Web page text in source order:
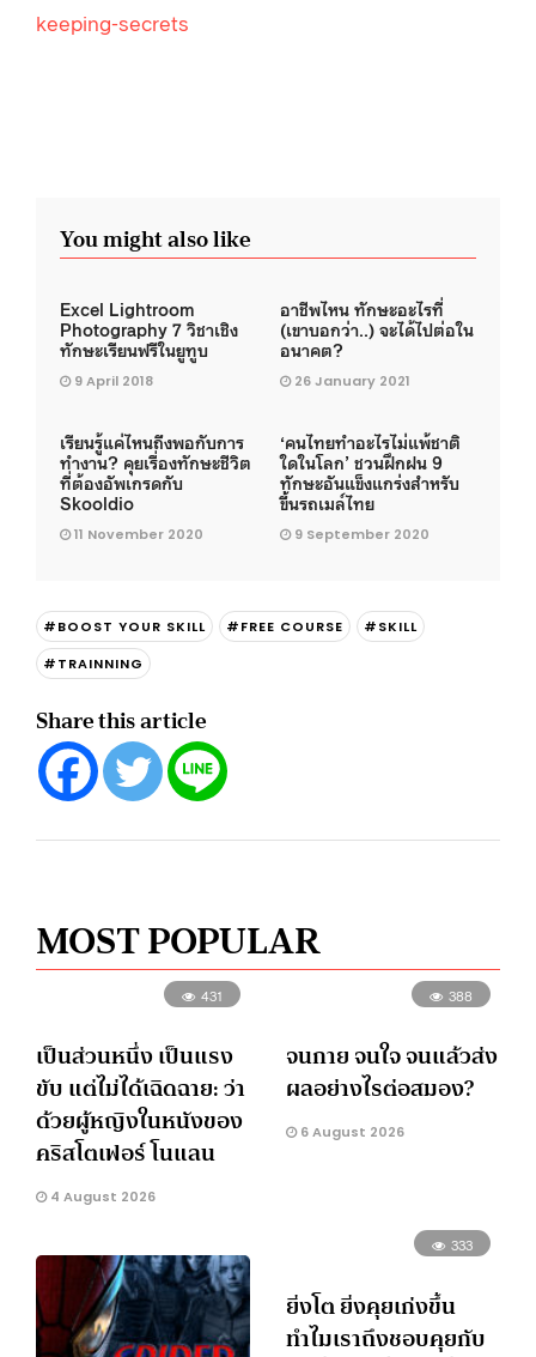
keeping-secrets
You might also like
Excel Lightroom
Photography 7 วิชาเชิง
ทักษะเรียนฟรีในยูทูบ
9 April 2018
อาชีพไหน ทักษะอะไรที่
(เขาบอกว่า..) จะได้ไปต่อใน
อนาคต?
26 January 2021
เรียนรู้แค่ไหนถึงพอกับการ
ทำงาน? คุยเรื่องทักษะชีวิต
ที่ต้องอัพเกรดกับ
Skooldio
11 November 2020
‘คนไทยทำอะไรไม่แพ้ชาติ
ใดในโลก’ ชวนฝึกฝน 9
ทักษะอันแข็งแกร่งสำหรับ
ขึ้นรถเมล์ไทย
9 September 2020
#BOOST YOUR SKILL #FREE COURSE
#SKILL
#TRAINNING
Share this article
MOST POPULAR
431
เป็นส่วนหนึ่ง เป็นแรง
ขับ แต่ไม่ได้เฉิดฉาย: ว่า
ด้วยผู้หญิงในหนังของ
คริสโตเฟอร์ โนแลน
4 August 2026
388
จนกาย จนใจ จนแล้วส่ง
ผลอย่างไรต่อสมอง?
6 August 2026
333
ยิ่งโต ยิ่งคุยเก่งขึ้น
ทำไมเราถึงชอบคุยกับ